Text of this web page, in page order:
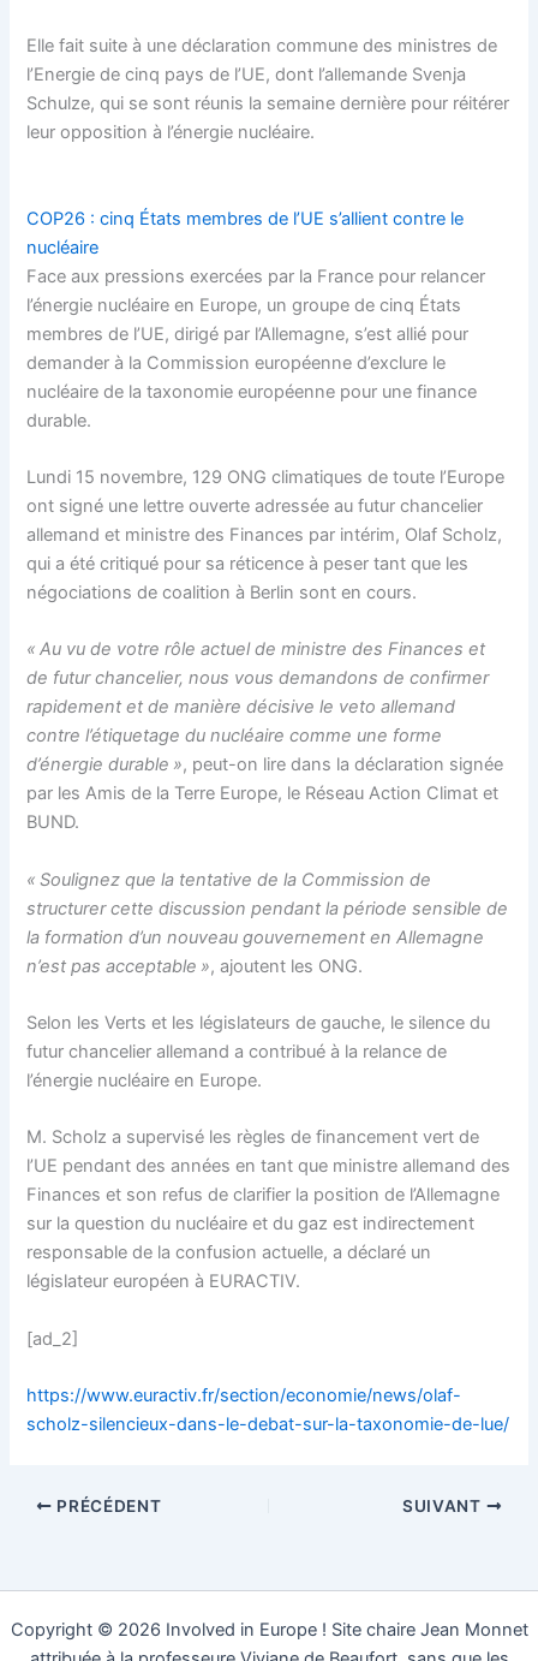
Elle fait suite à une déclaration commune des ministres de
l’Energie de cinq pays de l’UE, dont l’allemande Svenja
Schulze, qui se sont réunis la semaine dernière pour réitérer
leur opposition à l’énergie nucléaire.
COP26 : cinq États membres de l’UE s’allient contre le
nucléaire
Face aux pressions exercées par la France pour relancer
l’énergie nucléaire en Europe, un groupe de cinq États
membres de l’UE, dirigé par l’Allemagne, s’est allié pour
demander à la Commission européenne d’exclure le
nucléaire de la taxonomie européenne pour une finance
durable.
Lundi 15 novembre, 129 ONG climatiques de toute l’Europe
ont signé une lettre ouverte adressée au futur chancelier
allemand et ministre des Finances par intérim, Olaf Scholz,
qui a été critiqué pour sa réticence à peser tant que les
négociations de coalition à Berlin sont en cours.
« Au vu de votre rôle actuel de ministre des Finances et
de futur chancelier, nous vous demandons de confirmer
rapidement et de manière décisive le veto allemand
contre l’étiquetage du nucléaire comme une forme
d’énergie durable », peut-on lire dans la déclaration signée
par les Amis de la Terre Europe, le Réseau Action Climat et
BUND.
« Soulignez que la tentative de la Commission de
structurer cette discussion pendant la période sensible de
la formation d’un nouveau gouvernement en Allemagne
n’est pas acceptable », ajoutent les ONG.
Selon les Verts et les législateurs de gauche, le silence du
futur chancelier allemand a contribué à la relance de
l’énergie nucléaire en Europe.
M. Scholz a supervisé les règles de financement vert de
l’UE pendant des années en tant que ministre allemand des
Finances et son refus de clarifier la position de l’Allemagne
sur la question du nucléaire et du gaz est indirectement
responsable de la confusion actuelle, a déclaré un
législateur européen à EURACTIV.
[ad_2]
https://www.euractiv.fr/section/economie/news/olaf-
scholz-silencieux-dans-le-debat-sur-la-taxonomie-de-lue/
PRÉCÉDENT SUIVANT
Copyright © 2026 Involved in Europe ! Site chaire Jean Monnet